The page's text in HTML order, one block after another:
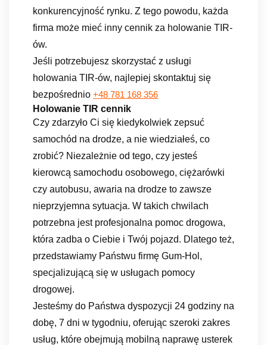
konkurencyjność rynku. Z tego powodu, każda
firma może mieć inny cennik za holowanie TIR-
ów.
Jeśli potrzebujesz skorzystać z usługi
holowania TIR-ów, najlepiej skontaktuj się
bezpośrednio +48 781 168 356
Holowanie TIR cennik
Czy zdarzyło Ci się kiedykolwiek zepsuć
samochód na drodze, a nie wiedziałeś, co
zrobić? Niezależnie od tego, czy jesteś
kierowcą samochodu osobowego, ciężarówki
czy autobusu, awaria na drodze to zawsze
nieprzyjemna sytuacja. W takich chwilach
potrzebna jest profesjonalna pomoc drogowa,
która zadba o Ciebie i Twój pojazd. Dlatego też,
przedstawiamy Państwu firmę Gum-Hol,
specjalizującą się w usługach pomocy
drogowej.
Jesteśmy do Państwa dyspozycji 24 godziny na
dobę, 7 dni w tygodniu, oferując szeroki zakres
usług, które obejmują mobilną naprawę usterek